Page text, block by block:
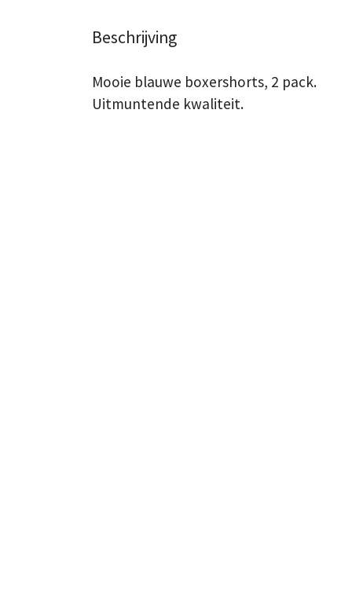
Beschrijving
Mooie blauwe boxershorts, 2 pack.
Uitmuntende kwaliteit.